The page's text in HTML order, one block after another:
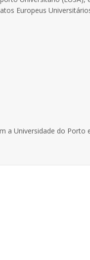
Europeus
a Universidade do